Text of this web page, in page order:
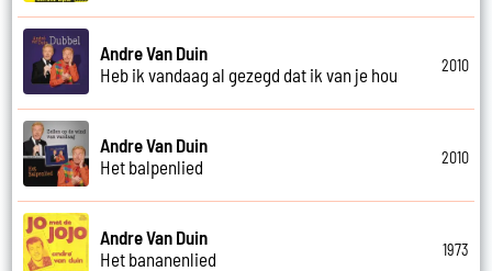
Andre Van Duin
Heb ik vandaag al gezegd dat ik van je hou
2010
Andre Van Duin
Het balpenlied
2010
Andre Van Duin
Het bananenlied
1973